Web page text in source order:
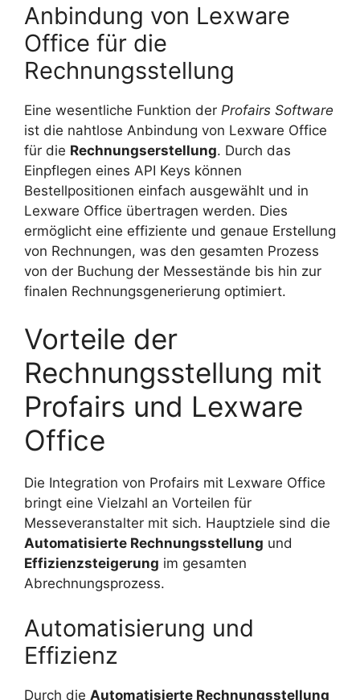
Anbindung von Lexware
Office für die
Rechnungsstellung
Eine wesentliche Funktion der Profairs Software
ist die nahtlose Anbindung von Lexware Office
für die Rechnungserstellung. Durch das
Einpflegen eines API Keys können
Bestellpositionen einfach ausgewählt und in
Lexware Office übertragen werden. Dies
ermöglicht eine effiziente und genaue Erstellung
von Rechnungen, was den gesamten Prozess
von der Buchung der Messestände bis hin zur
finalen Rechnungsgenerierung optimiert.
Vorteile der
Rechnungsstellung mit
Profairs und Lexware
Office
Die Integration von Profairs mit Lexware Office
bringt eine Vielzahl an Vorteilen für
Messeveranstalter mit sich. Hauptziele sind die
Automatisierte Rechnungsstellung und
Effizienzsteigerung im gesamten
Abrechnungsprozess.
Automatisierung und
Effizienz
Durch die Automatisierte Rechnungsstellung